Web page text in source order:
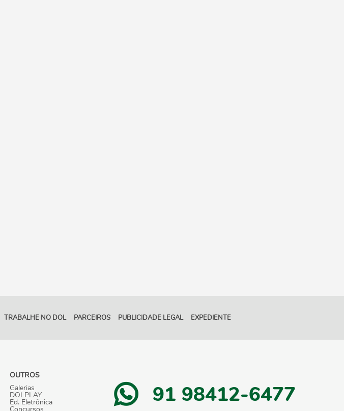
TRABALHE NO DOL PARCEIROS PUBLICIDADE LEGAL EXPEDIENTE
OUTROS
Galerias
DOLPLAY
Ed. Eletrônica
Concursos
91 98412-6477